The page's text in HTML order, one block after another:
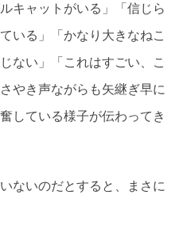
キャットがいる」「信じら
いる」「かなり大きなねこ
ない」「これはすごい、こ
やき声ながらも矢継ぎ早に
している様子が伝わってき
ないのだとすると、まさに